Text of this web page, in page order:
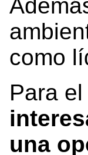
como
Para
una